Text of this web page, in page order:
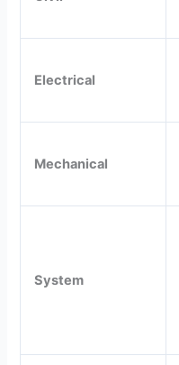
Electrical
Mechanical
System